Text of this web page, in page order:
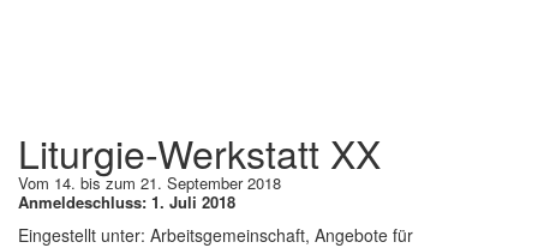
Liturgie-Werkstatt XX
Vom 14. bis zum 21. September 2018
Anmeldeschluss: 1. Juli 2018
Eingestellt unter: Arbeitsgemeinschaft, Angebote für